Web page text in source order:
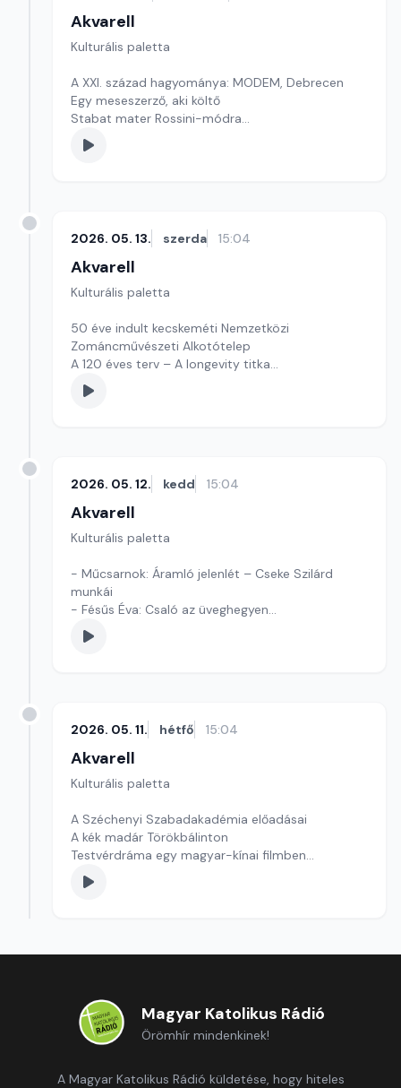
Akvarell
Kulturális paletta
A XXI. század hagyománya: MODEM, Debrecen
Egy meseszerző, aki költő
Stabat mater Rossini-módra
Szerkesztő: Nagy György András
2026. 05. 13. szerda 15:04
Akvarell
Kulturális paletta
50 éve indult kecskeméti Nemzetközi
Zománcművészeti Alkotótelep
A 120 éves terv – A longevity titka
Szerkesztő: Fazekas Gyöngyvér
2026. 05. 12. kedd 15:04
Akvarell
Kulturális paletta
- Műcsarnok: Áramló jelenlét – Cseke Szilárd
munkái
- Fésűs Éva: Csaló az üveghegyen
- Kultúrmorzsák
Szerkesztő: Tóth J. András
2026. 05. 11. hétfő 15:04
Akvarell
Kulturális paletta
A Széchenyi Szabadakadémia előadásai
A kék madár Törökbálinton
Testvérdráma egy magyar-kínai filmben
szerkesztő: Szentimrei Kristóf
Magyar Katolikus Rádió
Örömhír mindenkinek!
A Magyar Katolikus Rádió küldetése, hogy hiteles